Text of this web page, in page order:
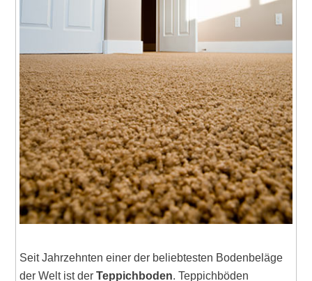
Seit Jahrzehnten einer der beliebtesten Bodenbeläge
der Welt ist derTeppichboden. Teppichböden